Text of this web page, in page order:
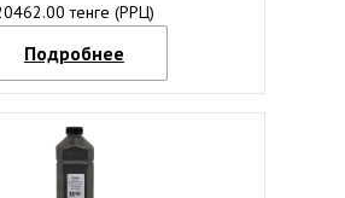
тенге (РРЦ)
Подробнее